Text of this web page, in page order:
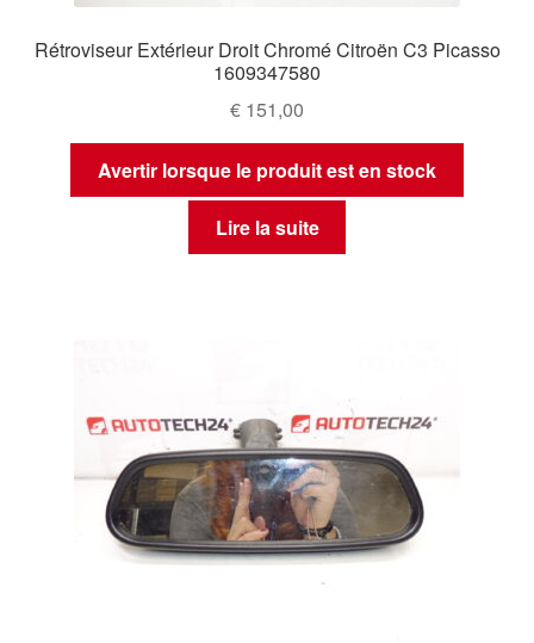
Rétroviseur Extérieur Droit Chromé Citroën C3 Picasso
1609347580
€ 151,00
Avertir lorsque le produit est en stock
Lire la suite